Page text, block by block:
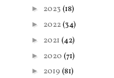
► 2023 (18)
► 2022(34)
► 2021 (42)
► 2020 (71)
► 2019 (81)